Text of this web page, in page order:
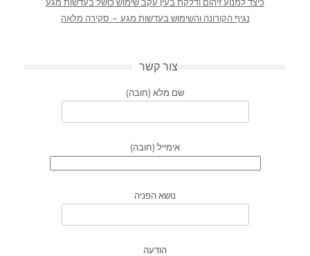
כיצד למנוע זיהום ודלקת בעין עקב שימוש כושל בעדשות מגע
נגיף הקורונה והשימוש בעדשות מגע – סקירה מלאה
צור קשר
שם מלא (חובה)
אימייל (חובה)
נושא הפניה
הודעה